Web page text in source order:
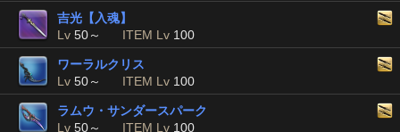
吉光【入魂】
Lv 50～ ITEM Lv 100
ワーラルクリス
Lv 50～ ITEM Lv 100
ラムウ・サンダースパーク
Lv 50～ ITEM Lv 100